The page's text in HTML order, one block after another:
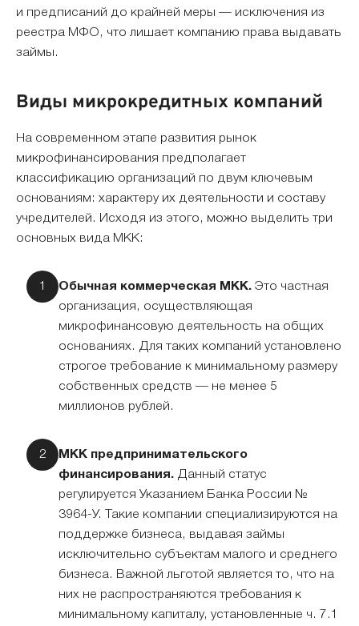
и предписаний до крайней меры — исключения из
реестра МФО, что лишает компанию права выдавать
займы.
Виды микрокредитных компаний
На современном этапе развития рынок
микрофинансирования предполагает
классификацию организаций по двум ключевым
основаниям: характеру их деятельности и составу
учредителей. Исходя из этого, можно выделить три
основных вида МКК:
Обычная коммерческая МКК. Это частная
организация, осуществляющая
микрофинансовую деятельность на общих
основаниях. Для таких компаний установлено
строгое требование к минимальному размеру
собственных средств — не менее 5
миллионов рублей.
МКК предпринимательского
финансирования. Данный статус
регулируется Указанием Банка России №
3964-У. Такие компании специализируются на
поддержке бизнеса, выдавая займы
исключительно субъектам малого и среднего
бизнеса. Важной льготой является то, что на
них не распространяются требования к
минимальному капиталу, установленные ч. 7.1